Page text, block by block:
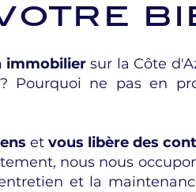
immobiliersur la Côte
Pourquoi ne pas en
et vous libère des
nous nous
et la